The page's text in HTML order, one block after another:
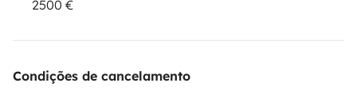
2500 €
Condições de cancelamento